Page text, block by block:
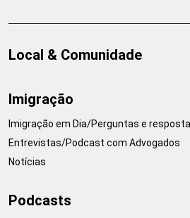
Local & Comunidade
Imigração
Imigração em Dia/Perguntas e
Entrevistas/Podcast com Advogados
Notícias
Podcasts